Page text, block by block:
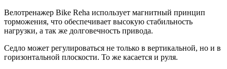
Велотренажер Bike Reha использует магнитный принцип
торможения, что обеспечивает высокую стабильность
нагрузки, а так же долговечность привода.
Седло может регулироваться не только в вертикальной, но и в
горизонтальной плоскости. То же касается и руля.